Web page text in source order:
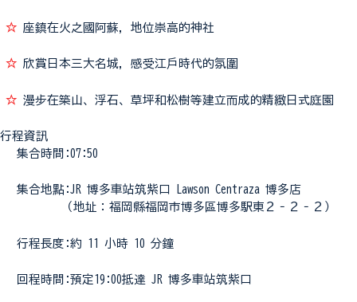
☆ 座鎮在火之國阿蘇，地位崇高的神社
☆ 欣賞日本三大名城，感受江戶時代的氛圍
☆ 漫步在築山、浮石、草坪和松樹等建立而成的精緻日式庭園
行程資訊
集合時間:07:50
集合地點:JR 博多車站筑紫口 Lawson Centraza 博多店
（地址：福岡縣福岡市博多區博多駅東２‐２‐２）
行程長度:約 11 小時 10 分鐘
回程時間:預定19:00抵達 JR 博多車站筑紫口